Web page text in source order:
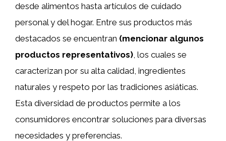
desde alimentos hasta artículos de cuidado
personal y del hogar. Entre sus productos más
destacados se encuentran (mencionar algunos
productos representativos) , los cuales se
caracterizan por su alta calidad, ingredientes
naturales y respeto por las tradiciones asiáticas.
Esta diversidad de productos permite a los
consumidores encontrar soluciones para diversas
necesidades y preferencias.